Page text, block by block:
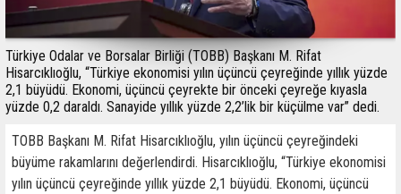
Türkiye Odalar ve Borsalar Birliği (TOBB) Başkanı M. Rifat
Hisarcıklıoğlu, “Türkiye ekonomisi yılın üçüncü çeyreğinde yıllık yüzde
2,1 büyüdü. Ekonomi, üçüncü çeyrekte bir önceki çeyreğe kıyasla
yüzde 0,2 daraldı. Sanayide yıllık yüzde 2,2’lik bir küçülme var” dedi.
TOBB Başkanı M. Rifat Hisarcıklıoğlu, yılın üçüncü çeyreğindeki
büyüme rakamlarını değerlendirdi. Hisarcıklıoğlu, “Türkiye ekonomisi
yılın üçüncü çeyreğinde yıllık yüzde 2,1 büyüdü. Ekonomi, üçüncü